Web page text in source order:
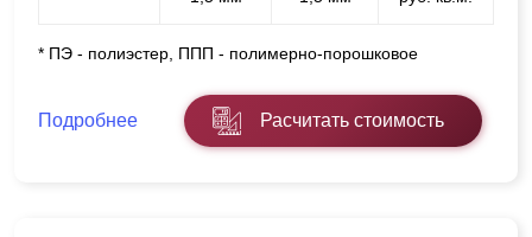
* ПЭ - полиэстер, ППП - полимерно-порошковое
Подробнее Расчитать стоимость